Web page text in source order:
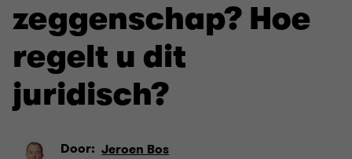
zeggenschap? Hoe
regelt u dit
juridisch?
Door: Jeroen Bos